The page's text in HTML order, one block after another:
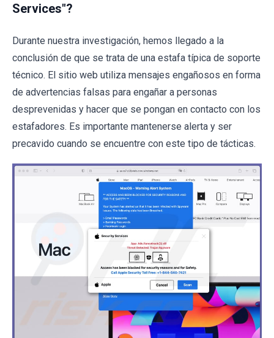
Services"?
Durante nuestra investigación, hemos llegado a la
conclusión de que se trata de una estafa típica de soporte
técnico. El sitio web utiliza mensajes engañosos en forma
de advertencias falsas para engañar a personas
desprevenidas y hacer que se pongan en contacto con los
estafadores. Es importante mantenerse alerta y ser
precavido cuando se encuentre con este tipo de tácticas.